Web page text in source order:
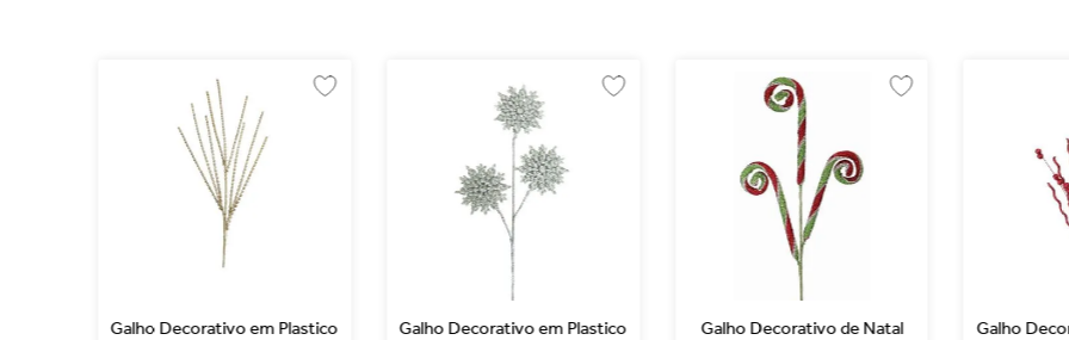
Galho Decorativo em Plastico
Galho Decorativo em Plastico
Galho Decorativo de Natal
Galho